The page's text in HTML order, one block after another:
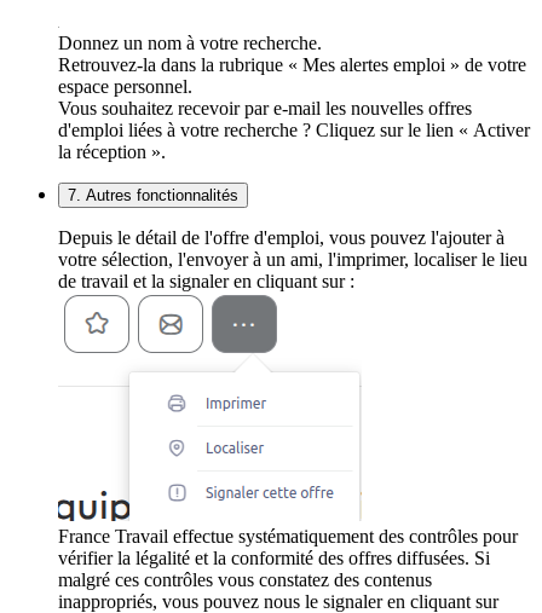
Donnez un nom à votre recherche.
Retrouvez-la dans la rubrique « Mes alertes emploi » de votre
espace personnel.
Vous souhaitez recevoir par e-mail les nouvelles offres
d'emploi liées à votre recherche ? Cliquez sur le lien « Activer
la réception ».
7. Autres fonctionnalités
Depuis le détail de l'offre d'emploi, vous pouvez l'ajouter à
votre sélection, l'envoyer à un ami, l'imprimer, localiser le lieu
de travail et la signaler en cliquant sur :
France Travail effectue systématiquement des contrôles pour
vérifier la légalité et la conformité des offres diffusées. Si
malgré ces contrôles vous constatez des contenus
inappropriés, vous pouvez nous le signaler en cliquant sur